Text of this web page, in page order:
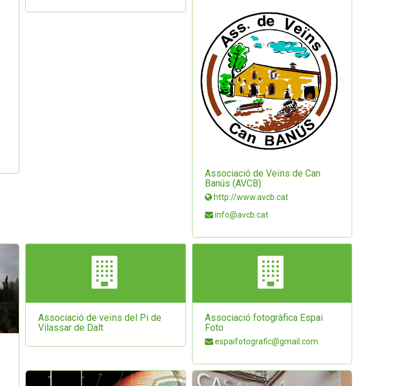
Associació de Veïns de Can
Banús (AVCB)
http://www.avcb.cat
info@avcb.cat
Associació de veïns del Pi de
Vilassar de Dalt
Associació fotogràfica Espai
Foto
espaifotografic@gmail.com